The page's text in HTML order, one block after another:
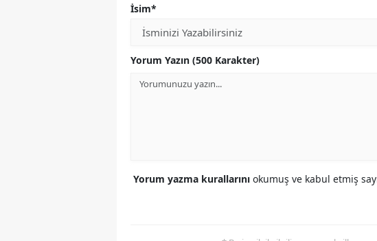
İsim*
Yorum Yazın (500 Karakter)
Yorum yazma kurallarını okumuş ve kabul etmiş